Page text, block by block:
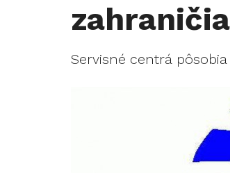
zahraničia
Servisné centrá